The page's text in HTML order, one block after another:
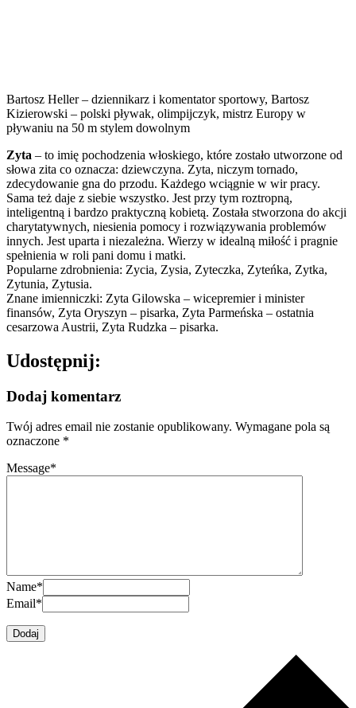
Bartosz Heller – dziennikarz i komentator sportowy, Bartosz
Kizierowski – polski pływak, olimpijczyk, mistrz Europy w
pływaniu na 50 m stylem dowolnym
Zyta – to imię pochodzenia włoskiego, które zostało utworzone od
słowa zita co oznacza: dziewczyna. Zyta, niczym tornado,
zdecydowanie gna do przodu. Każdego wciągnie w wir pracy.
Sama też daje z siebie wszystko. Jest przy tym roztropną,
inteligentną i bardzo praktyczną kobietą. Została stworzona do akcji
charytatywnych, niesienia pomocy i rozwiązywania problemów
innych. Jest uparta i niezależna. Wierzy w idealną miłość i pragnie
spełnienia w roli pani domu i matki.
Popularne zdrobnienia: Zycia, Zysia, Zyteczka, Zyteńka, Zytka,
Zytunia, Zytusia.
Znane imienniczki: Zyta Gilowska – wicepremier i minister
finansów, Zyta Oryszyn – pisarka, Zyta Parmeńska – ostatnia
cesarzowa Austrii, Zyta Rudzka – pisarka.
Udostępnij:
Dodaj komentarz
Twój adres email nie zostanie opublikowany. Wymagane pola są
oznaczone *
Message*
Name*
Email*